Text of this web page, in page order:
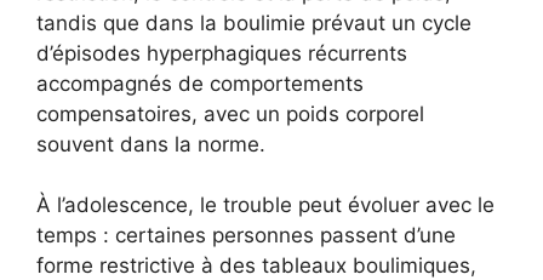
tandis que dans la boulimie prévaut un cycle
d’épisodes hyperphagiques récurrents
accompagnés de comportements
compensatoires, avec un poids corporel
souvent dans la norme.
À l’adolescence, le trouble peut évoluer avec le
temps : certaines personnes passent d’une
forme restrictive à des tableaux boulimiques,